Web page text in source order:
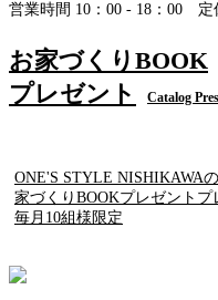
営業時間 10：00 - 18：00 定
お家づくりBOOK
プレゼント
Catalog
ONE'S STYLE NISHIKAWA
家づくりBOOKプレゼントプ
毎月10組様限定